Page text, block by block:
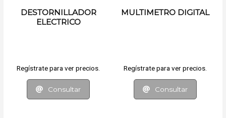
DESTORNILLADOR
ELECTRICO
Regístrate para ver precios.
Consultar
MULTIMETRO DIGITAL
Regístrate para ver precios.
Consultar